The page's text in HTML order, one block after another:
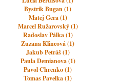
Bystrik Bugan (1)
Matej Gera (1)
Marcel Ružarovský (1)
Radoslav Pálka (1)
Zuzana Klincová (1)
Jakub Petráš (1)
Paula Demianova (1)
Pavol Chrenko (1)
Tomas Pavelka (1)